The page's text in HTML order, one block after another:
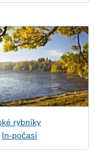
rybníky
In-počasí